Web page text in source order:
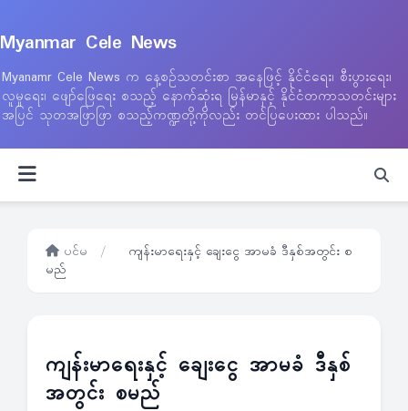
Myanmar Cele News
Myanamr Cele News က နေ့စဉ်သတင်းစာ အနေဖြင့် နိုင်ငံရေး၊ စီးပွားရေး၊
လူမှုရေး၊ ဖျော်ဖြေရေး စသည့် နောက်ဆုံးရ မြန်မာနှင့် နိုင်ငံတကာသတင်းများ
အပြင် သုတအဖြာဖြာ စသည့်ကဏ္ဍတို့ကိုလည်း တင်ပြပေးထား ပါသည်။
ပင်မ /
ကျန်းမာရေးနှင့် ချေးငွေ အာမခံ ဒီနှစ်အတွင်း စ
မည်
ကျန်းမာရေးနှင့် ချေးငွေ အာမခံ ဒီနှစ်
အတွင်း စမည်